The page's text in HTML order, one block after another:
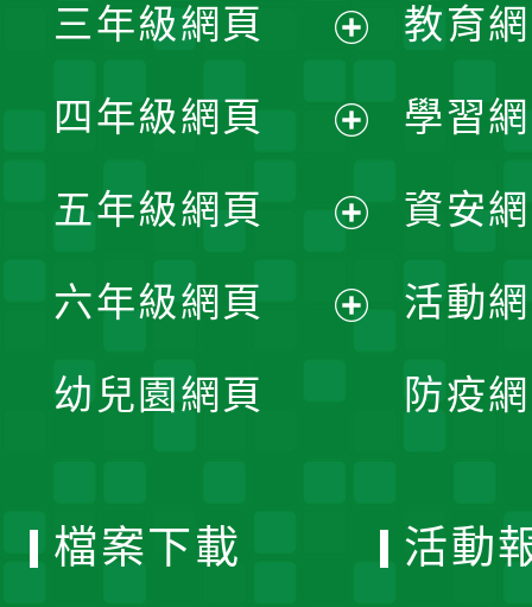
選
單
開
選
單
三年級網頁
開
選
單
四年級網頁
開
選
五年級網頁
開
六年級網頁
幼兒園網頁
教育
學習
資安
活動
防疫
檔案下載 活動